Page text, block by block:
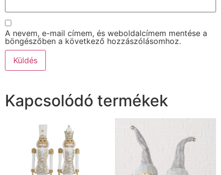
A nevem, e-mail címem, és weboldalcímem mentése a
böngészőben a következő hozzászólásomhoz.
Kapcsolódó termékek